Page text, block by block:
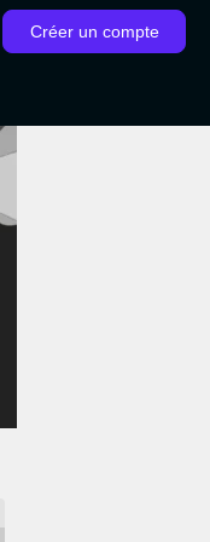
Créer un compte